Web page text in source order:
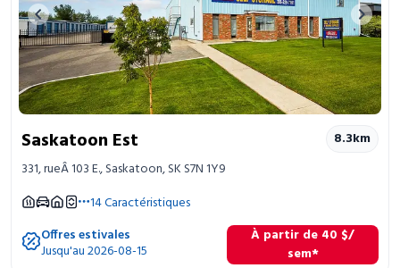
Previous image Next
Saskatoon Est 8.3km
331, rueÂ 103 E., Saskatoon, SK S7N 1Y9
14Caractéristiques
Offres estivales
Jusqu'au 2026-08-15
À partir de 40 $/
sem*